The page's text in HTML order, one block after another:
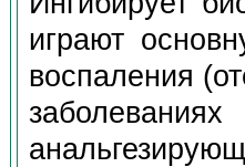
играют
воспаления